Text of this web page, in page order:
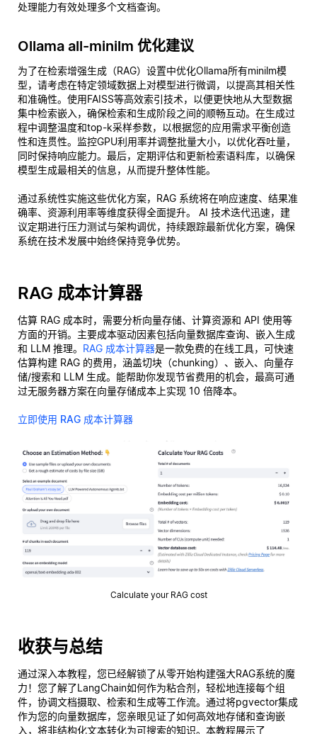
处理能力有效处理多个文档查询。
Ollama all-minilm 优化建议
为了在检索增强生成（RAG）设置中优化Ollama所有minilm模
型，请考虑在特定领域数据上对模型进行微调，以提高其相关性
和准确性。使用FAISS等高效索引技术，以便更快地从大型数据
集中检索嵌入，确保检索和生成阶段之间的顺畅互动。在生成过
程中调整温度和top-k采样参数，以根据您的应用需求平衡创造
性和连贯性。监控GPU利用率并调整批量大小，以优化吞吐量，
同时保持响应能力。最后，定期评估和更新检索语料库，以确保
模型生成最相关的信息，从而提升整体性能。
通过系统性实施这些优化方案，RAG 系统将在响应速度、结果准
确率、资源利用率等维度获得全面提升。 AI 技术迭代迅速，建
议定期进行压力测试与架构调优，持续跟踪最新优化方案，确保
系统在技术发展中始终保持竞争优势。
RAG 成本计算器
估算 RAG 成本时，需要分析向量存储、计算资源和 API 使用等
方面的开销。主要成本驱动因素包括向量数据库查询、嵌入生成
和 LLM 推理。 RAG 成本计算器是一款免费的在线工具，可快速
估算构建 RAG 的费用，涵盖切块（chunking）、嵌入、向量存
储/搜索和 LLM 生成。能帮助你发现节省费用的机会，最高可通
过无服务器方案在向量存储成本上实现 10 倍降本。
立即使用 RAG 成本计算器
Calculate your RAG cost
收获与总结
通过深入本教程，您已经解锁了从零开始构建强大RAG系统的魔
力！您了解了LangChain如何作为粘合剂，轻松地连接每个组
件，协调文档摄取、检索和生成等工作流。通过将pgvector集成
作为您的向量数据库，您亲眼见证了如何高效地存储和查询嵌
入，将非结构化文本转化为可搜索的知识。本教程展示了